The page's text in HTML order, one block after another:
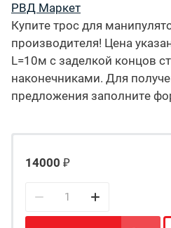
РВД Маркет
Купите трос для
производителя! Цена
L=10м с заделкой концов
наконечниками. Для
предложения заполните
14000 ₽